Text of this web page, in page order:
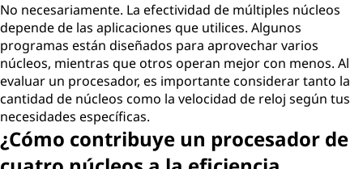
No necesariamente. La efectividad de múltiples núcleos
depende de las aplicaciones que utilices. Algunos
programas están diseñados para aprovechar varios
núcleos, mientras que otros operan mejor con menos. Al
evaluar un procesador, es importante considerar tanto la
cantidad de núcleos como la velocidad de reloj según tus
necesidades específicas.
¿Cómo contribuye un procesador de